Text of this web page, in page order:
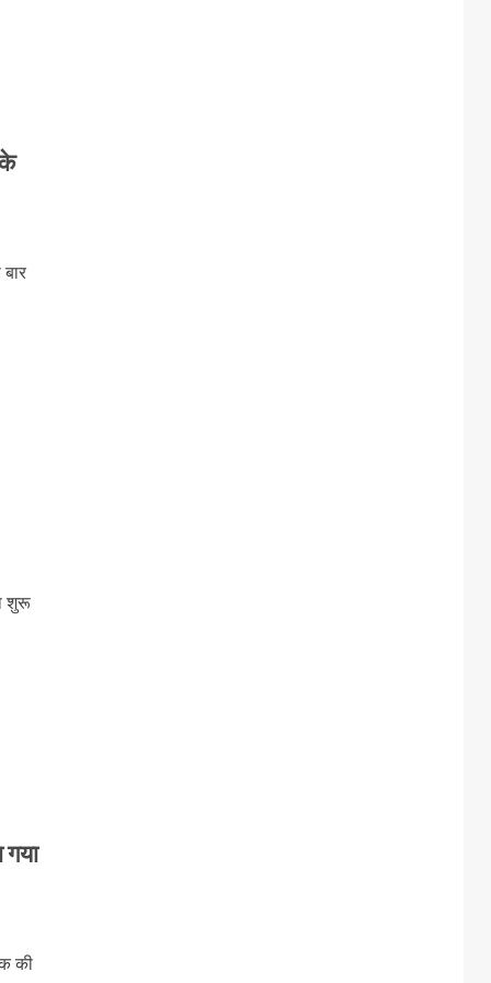
शुरू
गया
की